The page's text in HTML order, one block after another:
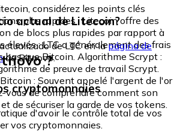
considérez les points clés
plus rapides : Litecoin offre des
de blocs plus rapides par rapport à
élevés : LTC a généralement des frais
bas que Bitcoin. Algorithme Scrypt :
de preuve de travail Scrypt.
: Souvent appelé l'argent de l'or
vous de comprendre comment son
de sécuriser la garde de vos tokens.
actual de Litecoin?
de LTC en lapágina de
de Bitnovo.
?
cryptomonnaies
d'avoir le contrôle total de vos
vos cryptomonnaies.